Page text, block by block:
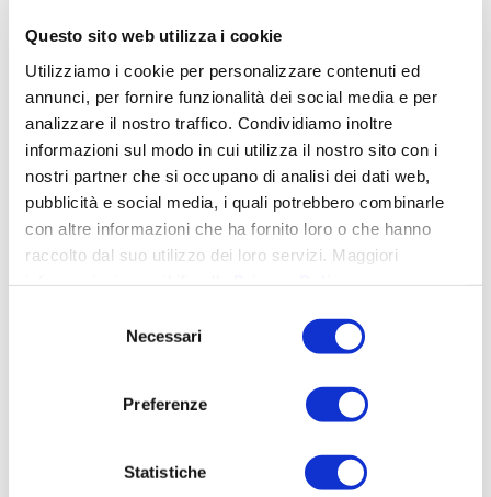
Questo sito web utilizza i cookie
Utilizziamo i cookie per personalizzare contenuti ed
annunci, per fornire funzionalità dei social media e per
analizzare il nostro traffico. Condividiamo inoltre
informazioni sul modo in cui utilizza il nostro sito con i
nostri partner che si occupano di analisi dei dati web,
pubblicità e social media, i quali potrebbero combinarle
con altre informazioni che ha fornito loro o che hanno
raccolto dal suo utilizzo dei loro servizi. Maggiori
Necessari
Preferenze
Statistiche
corretta gestione della rendicontazione è
tempi brevi e senza contestazioni.
Scopri i fondi che ti
spettano